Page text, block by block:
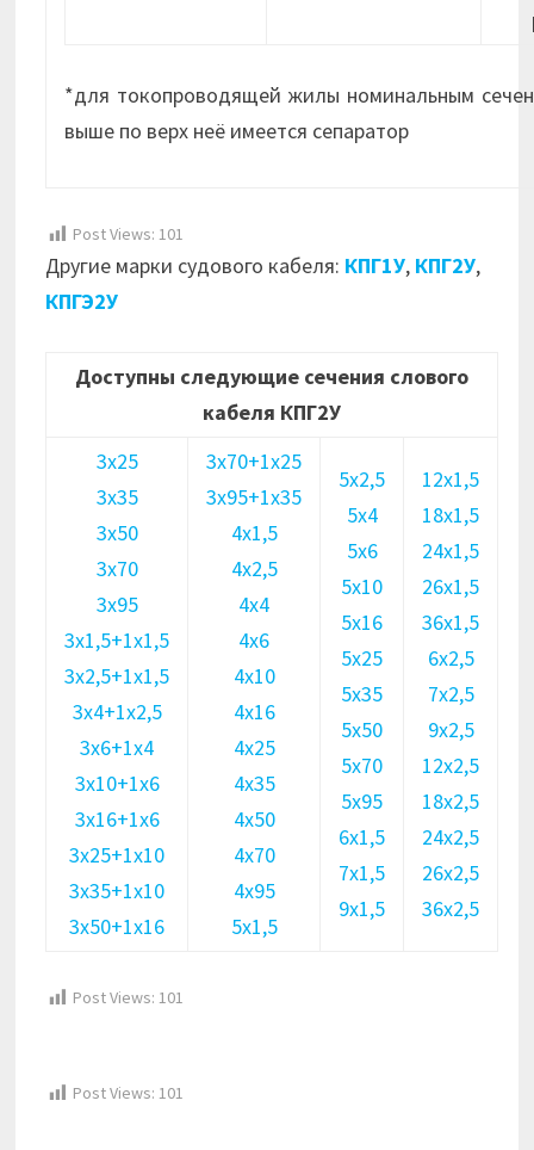
*для токопроводящей жилы номинальным
выше по верх неё имеется сепаратор
Post Views: 101
Другие марки судового кабеля: КПГ1У, КПГ2У,
КПГЭ2У
Доступны следующие сечения слового
кабеля КПГ2У
3х25
3х35
3х50
3х70
3х95
3х1,5+1х1,5
3х2,5+1х1,5
3х4+1х2,5
3х6+1х4
3х10+1х6
3х16+1х6
3х25+1х10
3х35+1х10
3х50+1х16
3х70+1х25
3х95+1х35
4х1,5
4х2,5
4х4
4х6
4х10
4х16
4х25
4х35
4х50
4х70
4х95
5х1,5
5х2,5
5х4
5х6
5х10
5х16
5х25
5х35
5х50
5х70
5х95
6х1,5
7х1,5
9х1,5
12х1,5
18х1,5
24х1,5
26х1,5
36х1,5
6х2,5
7х2,5
9х2,5
12х2,5
18х2,5
24х2,5
26х2,5
36х2,5
Post Views: 101
Post Views: 101